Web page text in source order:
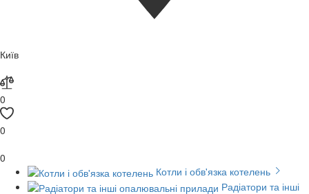
Київ
0
0
0
Котли і обв'язка котелень
Радіатори та інші